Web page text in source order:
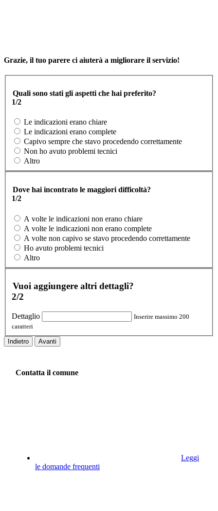
Grazie, il tuo parere ci aiuterà a migliorare il servizio!
Quali sono stati gli aspetti che hai preferito?
1/2
Le indicazioni erano chiare
Le indicazioni erano complete
Capivo sempre che stavo procedendo correttamente
Non ho avuto problemi tecnici
Altro
Dove hai incontrato le maggiori difficoltà?
1/2
A volte le indicazioni non erano chiare
A volte le indicazioni non erano complete
A volte non capivo se stavo procedendo correttamente
Ho avuto problemi tecnici
Altro
Vuoi aggiungere altri dettagli?
2/2
Dettaglio
Inserire massimo 200
caratteri
Indietro Avanti
Contatta il comune
Leggi
le domande frequenti